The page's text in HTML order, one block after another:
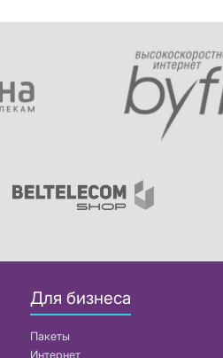
Для бизнеса
Пакеты
Интернет